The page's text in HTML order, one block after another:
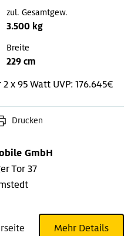
zul. Gesamtgew.
3.500 kg
Breite
229 cm
2 x 95 Watt UVP: 176.645€
Drucken
GmbH
Tor 37
Mehr Details